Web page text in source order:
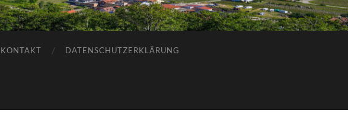
KONTAKT DATENSCHUTZERKLÄRUNG